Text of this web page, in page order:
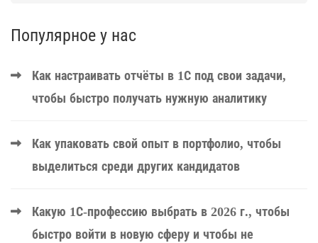
Популярное у нас
Как настраивать отчёты в 1С под свои задачи,
чтобы быстро получать нужную аналитику
Как упаковать свой опыт в портфолио, чтобы
выделиться среди других кандидатов
Какую 1С-профессию выбрать в 2026 г., чтобы
быстро войти в новую сферу и чтобы не